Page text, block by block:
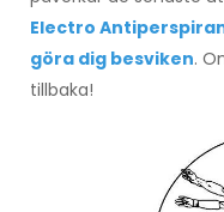
Electro
göra dig besviken.
tillbaka!